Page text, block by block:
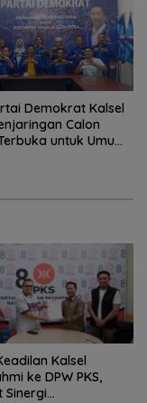
Demokrat Kalsel
Calon
untuk Umum
Kalsel
ke DPW PKS,
Sinergi